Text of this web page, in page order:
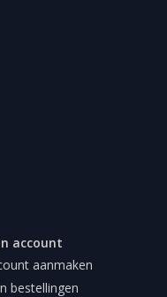
account
aanmaken
bestellingen